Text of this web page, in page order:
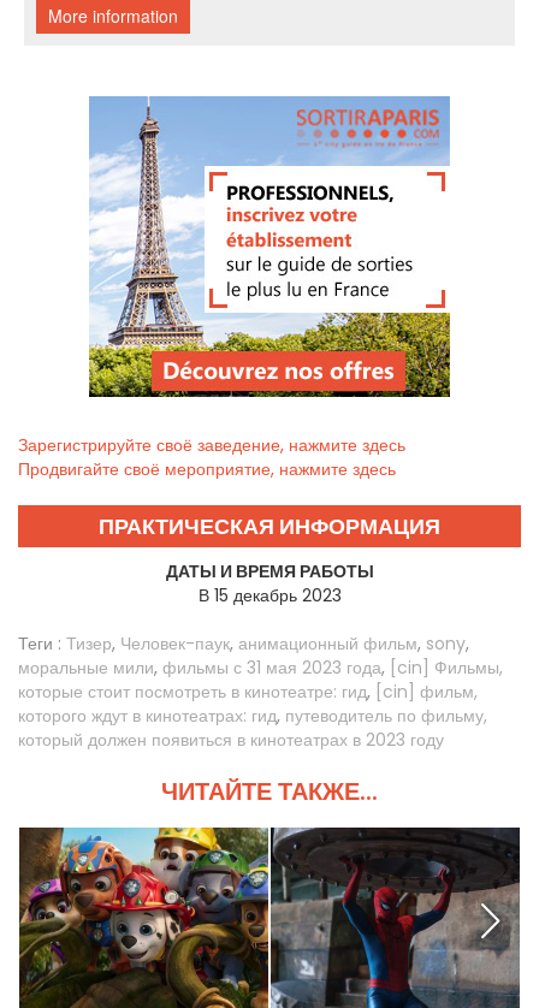
Зарегистрируйте своё заведение, нажмите здесь
Продвигайте своё мероприятие, нажмите здесь
ПРАКТИЧЕСКАЯ ИНФОРМАЦИЯ
ДАТЫ И ВРЕМЯ РАБОТЫ
В 15 декабрь 2023
Теги : Тизер, Человек-паук, анимационный фильм, sony,
моральные мили, фильмы с 31 мая 2023 года, [cin] Фильмы,
которые стоит посмотреть в кинотеатре: гид, [cin] фильм,
которого ждут в кинотеатрах: гид, путеводитель по фильму,
который должен появиться в кинотеатрах в 2023 году
ЧИТАЙТЕ ТАКЖЕ...